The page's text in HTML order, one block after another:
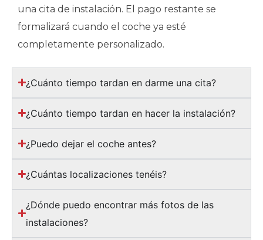
una cita de instalación. El pago restante se
formalizará cuando el coche ya esté
completamente personalizado.
¿Cuánto tiempo tardan en darme una cita?
¿Cuánto tiempo tardan en hacer la instalación?
¿Puedo dejar el coche antes?
¿Cuántas localizaciones tenéis?
¿Dónde puedo encontrar más fotos de las
instalaciones?